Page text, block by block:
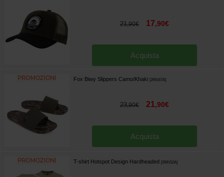
21,90€ 17,90€
Acquista
Fox Biwy Slippers Camo/Khaki 269167A]
23,90€ 21,90€
Acquista
T-shirt Hotspot Design Hardheaded 269152A]